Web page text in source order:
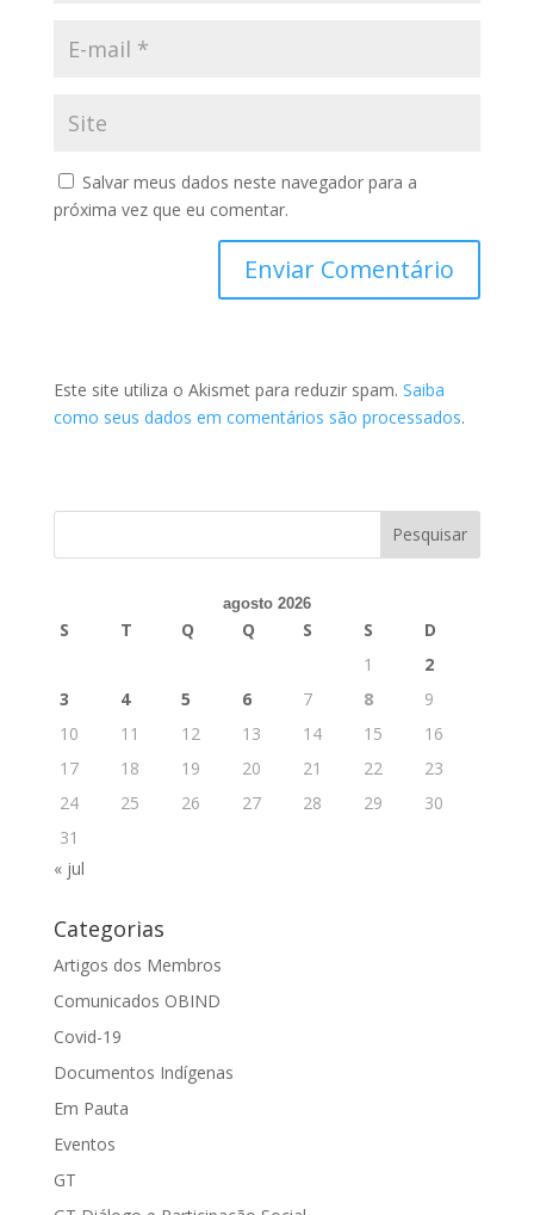
Salvar meus dados neste navegador para a
próxima vez que eu comentar.
Este site utiliza o Akismet para reduzir spam. Saiba
como seus dados em comentários são processados.
agosto 2026
S T Q Q S S
D
1
2
3
4 5 6 7 8
9
10
11 12 13 14 15
16
17
18 19 20 21 22
23
24
25 26 27 28 29
30
31
« jul
Categorias
Artigos dos Membros
Comunicados OBIND
Covid-19
Documentos Indígenas
Em Pauta
Eventos
GT